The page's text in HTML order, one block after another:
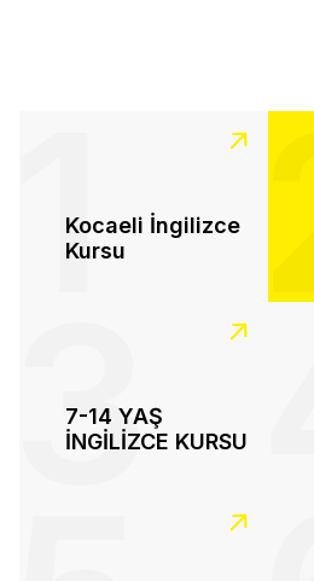
Kocaeli İngilizce
Kursu
1
7-14 YAŞ
İNGİLİZCE KURSU
3